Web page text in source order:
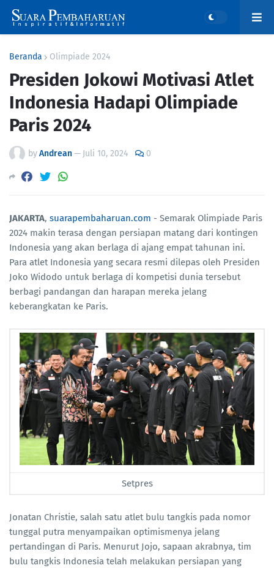
Beranda Olimpiade 2024
Presiden Jokowi Motivasi Atlet
Indonesia Hadapi Olimpiade
Paris 2024
byAndrean— Juli 10, 2024 0
JAKARTA, suarapembaharuan.com - Semarak Olimpiade Paris
2024 makin terasa dengan persiapan matang dari kontingen
Indonesia yang akan berlaga di ajang empat tahunan ini.
Para atlet Indonesia yang secara resmi dilepas oleh Presiden
Joko Widodo untuk berlaga di kompetisi dunia tersebut
berbagi pandangan dan harapan mereka jelang
keberangkatan ke Paris.
Setpres
Jonatan Christie, salah satu atlet bulu tangkis pada nomor
tunggal putra menyampaikan optimismenya jelang
pertandingan di Paris. Menurut Jojo, sapaan akrabnya, tim
bulu tangkis Indonesia telah melakukan persiapan yang